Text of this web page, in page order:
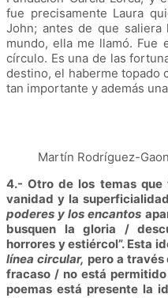
fue precisamente Laura
John; antes de que
mundo, ella me llamó. Fue
círculo. Es una de las
destino, el haberme topado
tan importante y además
Martín Rodríguez-
4.- Otro de los temas
vanidad y la
poderes y los encantos
busquen la gloria /
horrores y estiércol”. Esta
línea circular, pero a través
fracaso / no está permitido
poemas está presente la